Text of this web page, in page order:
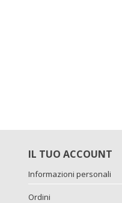
IL TUO ACCOUNT
Informazioni personali
Ordini